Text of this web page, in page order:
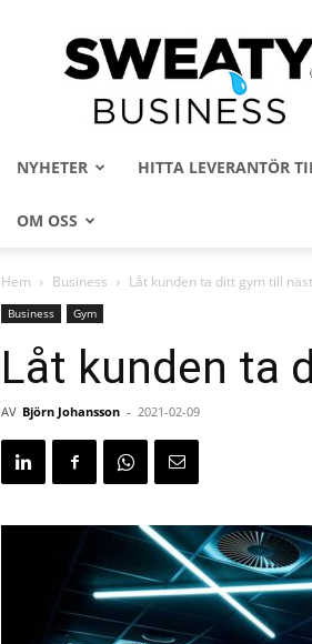
Sweaty
Business
NYHETER HITTA LEVERANTÖR
OM OSS
Hem Business Låt kunden ta ditt gym till
Business Gym
Låt kunden ta
AV Björn Johansson - 2021-02-09